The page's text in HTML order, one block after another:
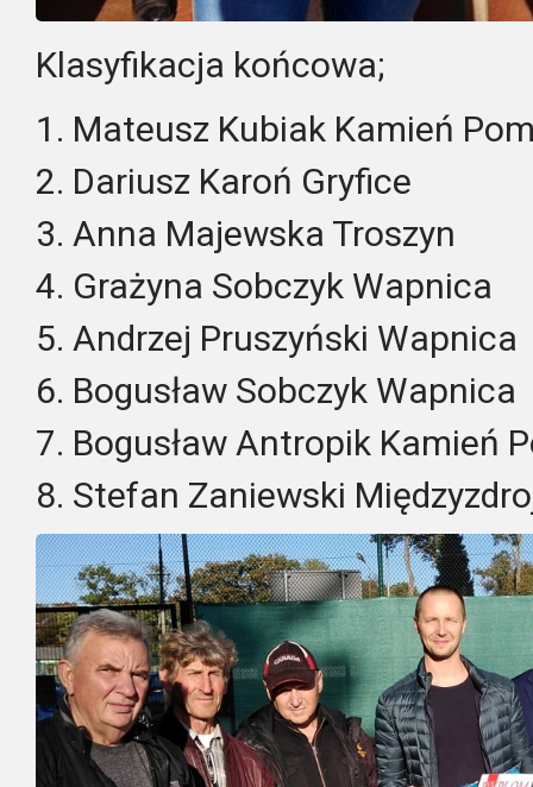
Klasyfikacja końcowa;
1. Mateusz Kubiak Kamień
2. Dariusz Karoń Gryfice
3. Anna Majewska Troszyn
4. Grażyna Sobczyk Wapnica
5. Andrzej Pruszyński Wapnica
6. Bogusław Sobczyk Wapnica
7. Bogusław Antropik Kamień
8. Stefan Zaniewski